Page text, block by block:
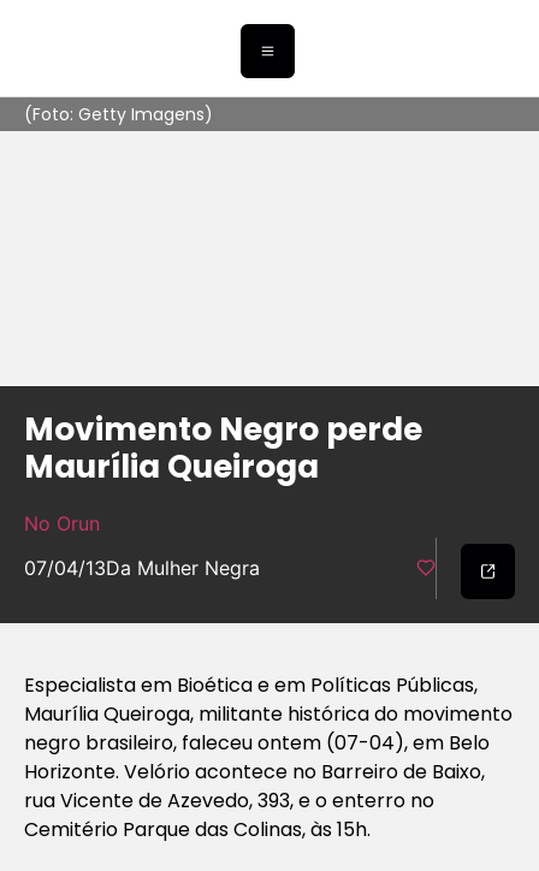
(Foto: Getty Imagens)
Movimento Negro perde
Maurília Queiroga
No Orun
07/04/13Da Mulher Negra
Especialista em Bioética e em Políticas Públicas,
Maurília Queiroga, militante histórica do movimento
negro brasileiro, faleceu ontem (07-04), em Belo
Horizonte. Velório acontece no Barreiro de Baixo,
rua Vicente de Azevedo, 393, e o enterro no
Cemitério Parque das Colinas, às 15h.